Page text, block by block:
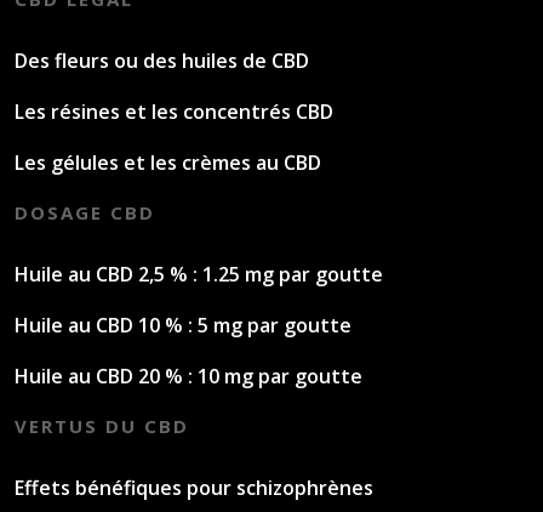
Des fleurs ou des huiles de CBD
Les résines et les concentrés CBD
Les gélules et les crèmes au CBD
DOSAGE CBD
Huile au CBD 2,5 % : 1.25 mg par goutte
Huile au CBD 10 % : 5 mg par goutte
Huile au CBD 20 % : 10 mg par goutte
VERTUS DU CBD
Effets bénéfiques pour schizophrènes